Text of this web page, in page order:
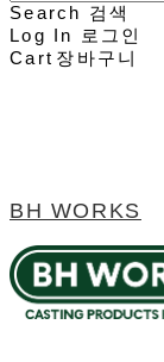
Search 검색
Log In
로그인
Cart 장바구니
BH WORKS